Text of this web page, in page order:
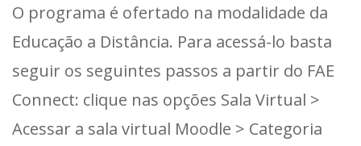
O programa é ofertado na modalidade da
Educação a Distância. Para acessá-lo basta
seguir os seguintes passos a partir do FAE
Connect: clique nas opções Sala Virtual >
Acessar a sala virtual Moodle > Categoria